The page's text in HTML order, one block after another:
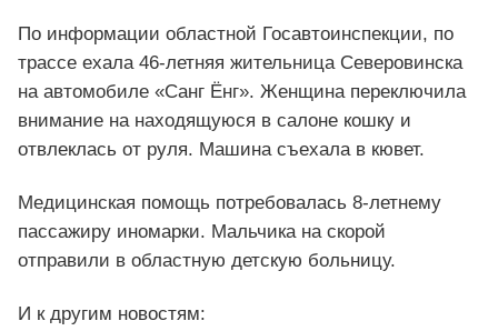
По информации областной Госавтоинспекции, по
трассе ехала 46-летняя жительница Северовинска
на автомобиле «Санг Ёнг». Женщина переключила
внимание на находящуюся в салоне кошку и
отвлеклась от руля. Машина съехала в кювет.
Медицинская помощь потребовалась 8-летнему
пассажиру иномарки. Мальчика на скорой
отправили в областную детскую больницу.
И к другим новостям: